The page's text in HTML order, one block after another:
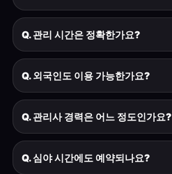
Q. 관리 시간은 정확한가요?
Q. 외국인도 이용 가능한가요?
Q. 관리사 경력은 어느 정도인가요?
Q. 심야 시간에도 예약되나요?